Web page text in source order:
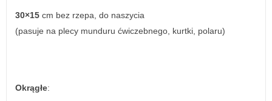
30×15 cm bez rzepa, do naszycia
(pasuje na plecy munduru ćwiczebnego, kurtki, polaru)
Okrągłe: